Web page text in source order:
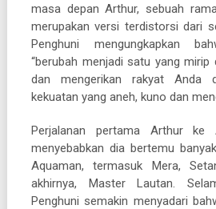
masa depan Arthur, sebuah
merupakan versi terdistorsi dari
Penghuni mengungkapkan
“berubah menjadi satu yang
dan mengerikan rakyat Anda
kekuatan yang aneh, kuno dan
Perjalanan pertama Arthur ke
menyebabkan dia bertemu
Aquaman, termasuk Mera,
akhirnya, Master Lautan.
Penghuni semakin menyadari